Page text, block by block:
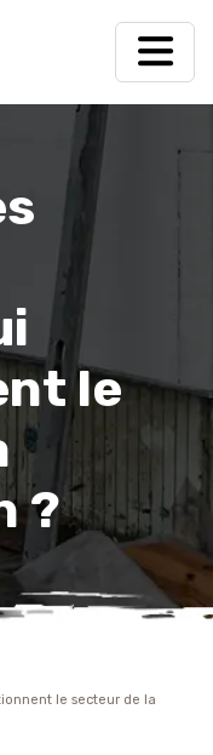
le
?
le secteur de la